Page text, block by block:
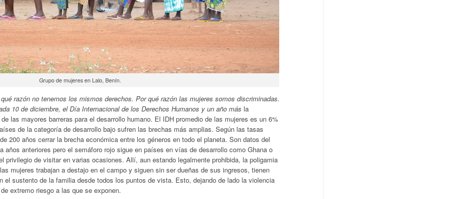
Grupo de mujeres en Lalo, Benín.
razón no tenemos los mismos derechos. Por qué razón las mujeres somos discriminadas.
10 de diciembre, el Día Internacional de los Derechos Humanos y un año más la
las mayores barreras para el desarrollo humano. El IDH promedio de las mujeres es un 6%
de la categoría de desarrollo bajo sufren las brechas más amplias. Según las tasas
200 años cerrar la brecha económica entre los géneros en todo el planeta. Son datos del
años anteriores pero el semáforo rojo sigue en países en vías de desarrollo como Ghana o
privilegio de visitar en varias ocasiones. Allí, aun estando legalmente prohibida, la poligamia
mujeres trabajan a destajo en el campo y siguen sin ser dueñas de sus ingresos, tienen
el sustento de la familia desde todos los puntos de vista. Esto, dejando de lado la violencia
extremo riesgo a las que se exponen.